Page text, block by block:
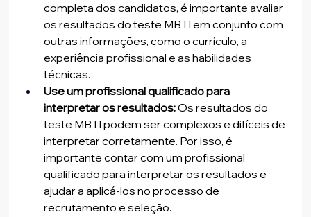
completa dos candidatos, é importante avaliar
os resultados do teste MBTI em conjunto com
outras informações, como o currículo, a
experiência profissional e as habilidades
técnicas.
Use um profissional qualificado para
interpretar os resultados: Os resultados do
teste MBTI podem ser complexos e difíceis de
interpretar corretamente. Por isso, é
importante contar com um profissional
qualificado para interpretar os resultados e
ajudar a aplicá-los no processo de
recrutamento e seleção.